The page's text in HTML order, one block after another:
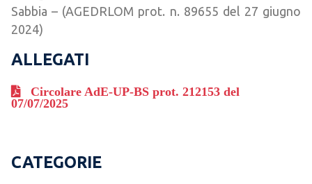
Sabbia – (AGEDRLOM prot. n. 89655 del 27 giugno
2024)
ALLEGATI
Circolare AdE-UP-BS prot. 212153 del
07/07/2025
CATEGORIE